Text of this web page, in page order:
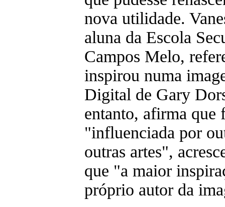
nova utilidade.
aluna da Escola
Campos Melo,
inspirou numa
Digital de Gary
entanto, afirma que
"influenciada por
outras artes",
que "a maior
próprio autor da